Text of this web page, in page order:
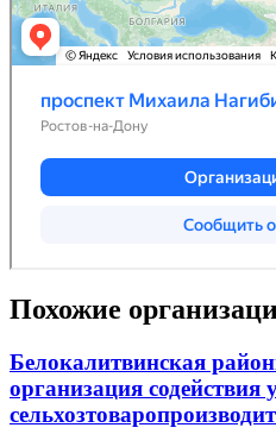
Похожие
Белокалитвинская
организация